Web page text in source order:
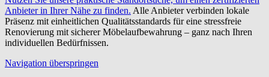
Anbieter in Ihrer Nähe zu finden. Alle Anbieter verbinden lokale
Präsenz mit einheitlichen Qualitätsstandards für eine stressfreie
Renovierung mit sicherer Möbelaufbewahrung – ganz nach Ihren
individuellen Bedürfnissen.
Navigation überspringen